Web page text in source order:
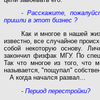
- Расскажите,
пришли в этот бизнес ?
Как и многое в нашей
известно, все случайное
собой некоторую основу.
закончил физфак МГУ. По
Так что многое из того, что
называется, "пощупал"
А когда начался развал...
- Период перестройки?